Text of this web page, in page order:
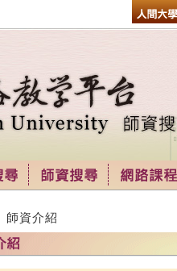
師資介紹